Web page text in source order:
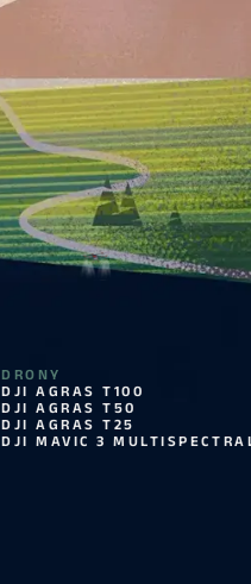
DRONY
DJI AGRAS T100
DJI AGRAS T50
DJI AGRAS T25
DJI MAVIC 3